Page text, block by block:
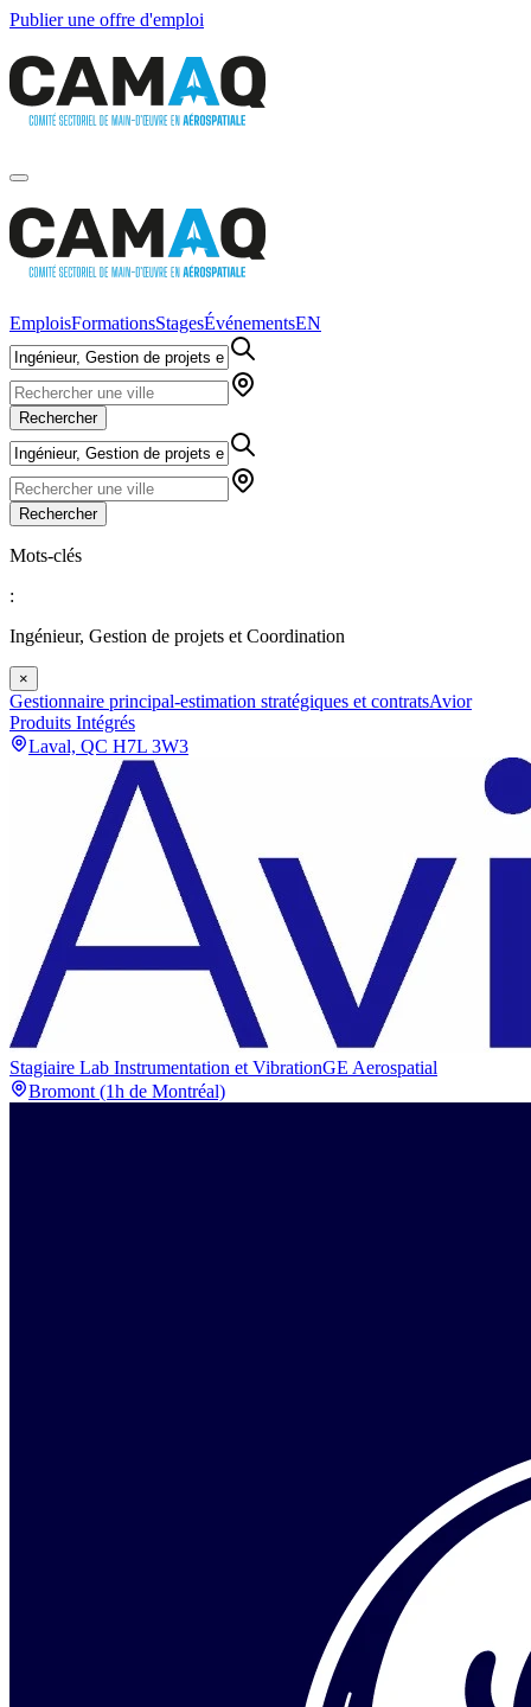
Publier une offre d'emploi
EmploisFormationsStagesÉvénementsEN
Rechercher
Rechercher
Mots-clés
:
Ingénieur, Gestion de projets et Coordination
×
Gestionnaire principal-estimation stratégiques et contratsAvior
Produits Intégrés
Laval, QC H7L 3W3
Stagiaire Lab Instrumentation et VibrationGE Aerospatial
Bromont (1h de Montréal)